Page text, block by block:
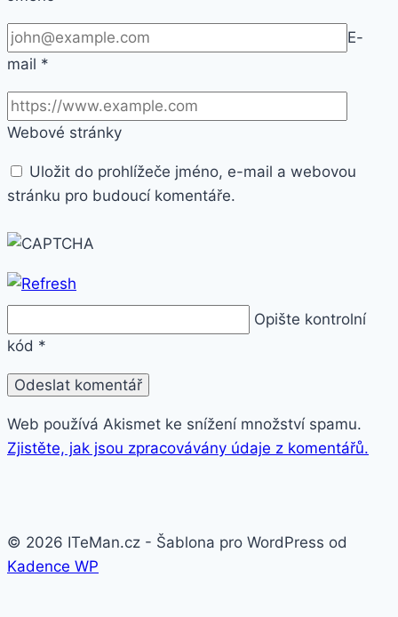
E-
mail *
Webové stránky
Uložit do prohlížeče jméno, e-mail a webovou
stránku pro budoucí komentáře.
Opište kontrolní
kód *
Web používá Akismet ke snížení množství spamu.
Zjistěte, jak jsou zpracovávány údaje z komentářů.
© 2026 ITeMan.cz - Šablona pro WordPress od
Kadence WP